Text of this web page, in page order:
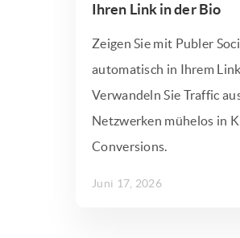
Ihren Link in der Bio
Zeigen Sie mit Publer
automatisch in Ihrem
Verwandeln Sie Traffic
Netzwerken mühelos in
Conversions.
Juni 17, 2026